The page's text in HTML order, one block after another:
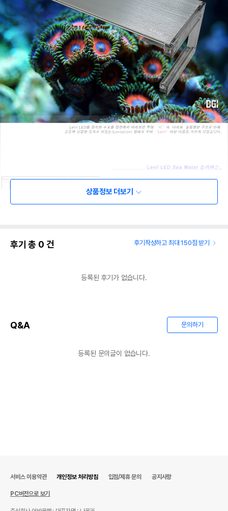
상품정보 더보기
후기 총 0 건 후기작성하고 최대 150점 받기
등록된 후기가 없습니다.
Q&A 문의하기
등록된 문의글이 없습니다.
서비스 이용약관 개인정보 처리방침 입점/제휴 문의 공지사항
PC버전으로 보기